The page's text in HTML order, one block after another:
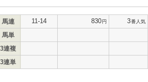
馬連 11-14 830円 3番人気
馬単
3連複
3連単